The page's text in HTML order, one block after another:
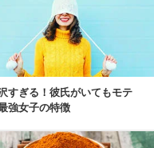
すぎる！彼氏がいてもモテ
強女子の特徴